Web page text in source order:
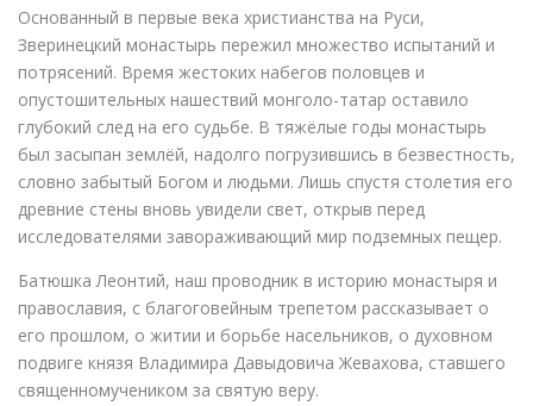
Основанный в первые века христианства на Руси,
Зверинецкий монастырь пережил множество испытаний и
потрясений. Время жестоких набегов половцев и
опустошительных нашествий монголо-татар оставило
глубокий след на его судьбе. В тяжёлые годы монастырь
был засыпан землёй, надолго погрузившись в безвестность,
словно забытый Богом и людьми. Лишь спустя столетия его
древние стены вновь увидели свет, открыв перед
исследователями завораживающий мир подземных пещер.
Батюшка Леонтий, наш проводник в историю монастыря и
православия, с благоговейным трепетом рассказывает о
его прошлом, о житии и борьбе насельников, о духовном
подвиге князя Владимира Давыдовича Жевахова, ставшего
священномучеником за святую веру.